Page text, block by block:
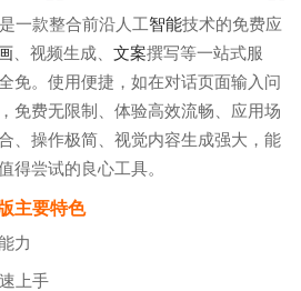
游戏攻略
一款整合前沿人工智能技术的免费应
、视频生成、 文案撰写等一站式服
免。使用便捷，如在对话页面输入问
免费无限制、体验高效流畅、应用场
、操作极简、视觉内容生成强大，能
得尝试的良心工具。
主要特色
力
上手